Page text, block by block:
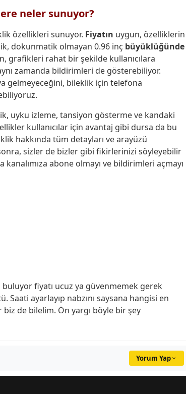
neler sunuyor?
özellikleri sunuyor. Fiyatın uygun, özelliklerin
dokunmatik olmayan 0.96 inç büyüklüğünde
grafikleri rahat bir şekilde kullanıcılara
zamanda bildirimleri de gösterebiliyor.
gelmeyeceğini, bileklik için telefona
uyku izleme, tansiyon gösterme ve kandaki
kullanıcılar için avantaj gibi dursa da bu
hakkında tüm detayları ve arayüzü
sizler de bizler gibi fikirlerinizi söyleyebilir
abone olmayı ve bildirimleri açmayı
fiyatı ucuz ya güvenmemek gerek
Saati ayarlayıp nabzını saysana hangisi en
de bilelim. Ön yargı böyle bir şey
Yorum Yap